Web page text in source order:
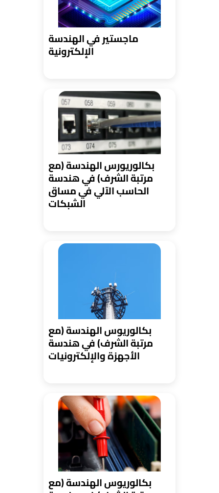
ماجستير في الهندسة
الإلكترونية
بكالوريورس الهندسة (مع
مرتبة الشرف) في هندسة
الحاسب الآلي في مساق
الشبكات
بكالوريوس الهندسة (مع
مرتبة الشرف) في هندسة
الأجهزة والإلكترونيات
بكالوريوس الهندسة (مع